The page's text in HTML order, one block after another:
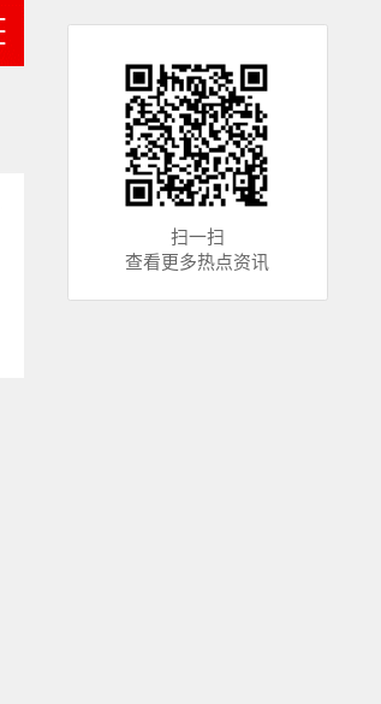
扫一扫
查看更多热点资讯